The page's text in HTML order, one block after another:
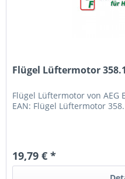
Flügel Lüftermotor
Flügel Lüftermotor von AEG
EAN: Flügel Lüftermotor
19,79 € *